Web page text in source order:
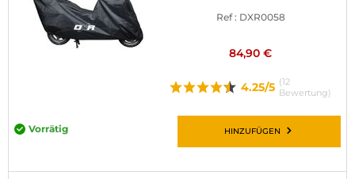
Ref : DXR0058
84,90 €
4.25/5 (12
Bewertung)
Vorrätig HINZUFÜGEN